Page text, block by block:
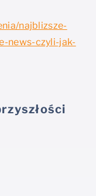
najblizsze-
news-czyli-jak-